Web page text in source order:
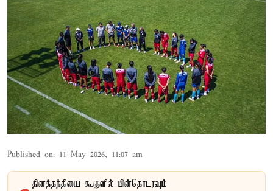
Published on: 11 May 2026, 11:07 am
தினத்தந்தியை கூகுளில் பின்தொடரவும்